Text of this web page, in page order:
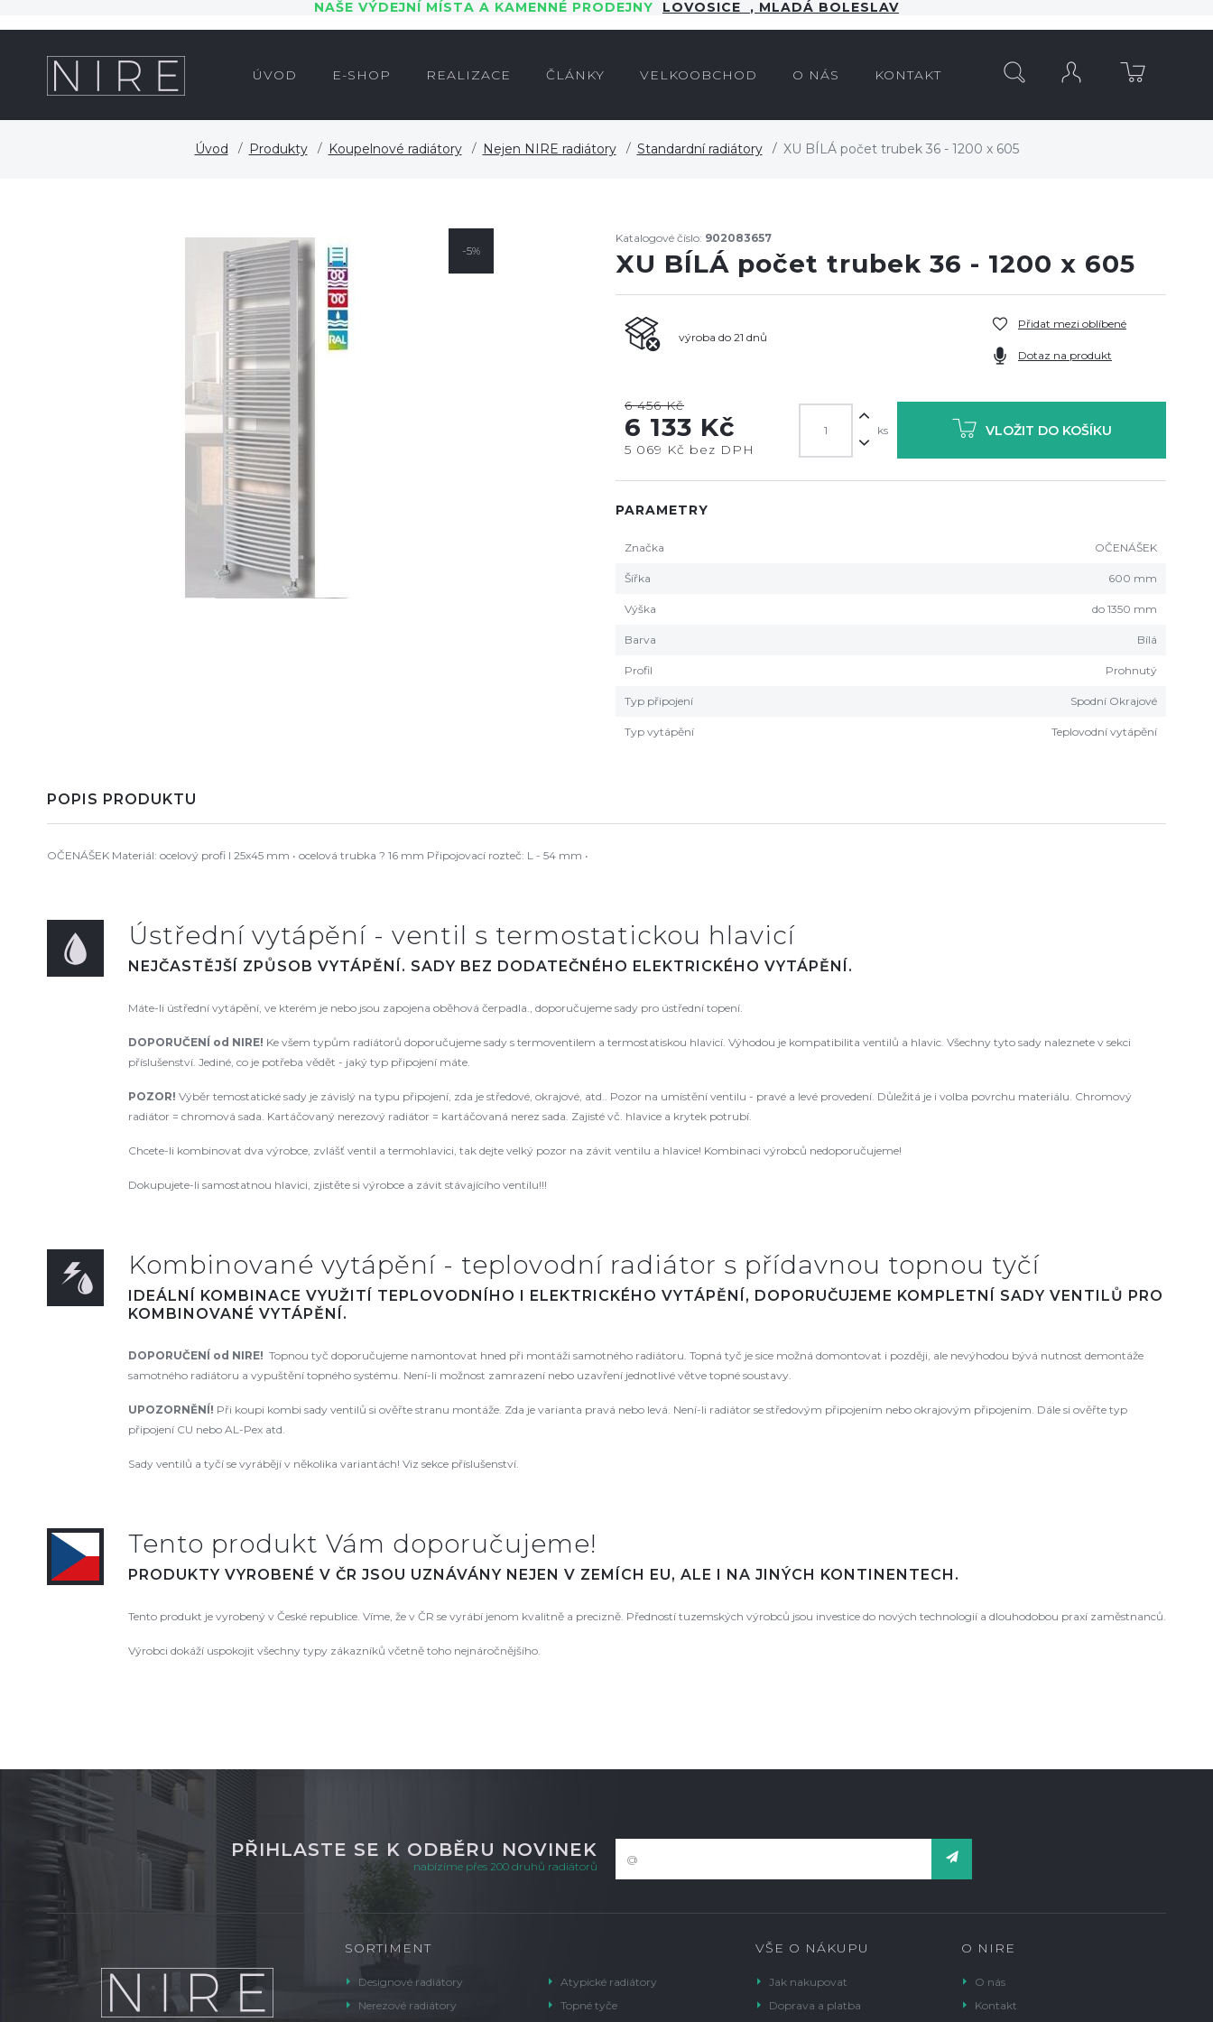
NAŠE VÝDEJNÍ MÍSTA A KAMENNÉ PRODEJNY LOVOSICE , MLADÁ BOLESLAV
ÚVOD E-SHOP REALIZACE ČLÁNKY VELKOOBCHOD O NÁS KONTAKT
Úvod Produkty Koupelnové radiátory Nejen NIRE radiátory Standardní radiátory XU BÍLÁ počet trubek 36 - 1200 x 605
-5%
Katalogové číslo: 902083657
XU BÍLÁ počet trubek 36 - 1200 x 605
výroba do 21 dnů
Přidat mezi oblíbené
Dotaz na produkt
6 456 Kč
6 133 Kč
5 069 Kč bez DPH
ks VLOŽIT DO KOŠÍKU
PARAMETRY
Značka OČENÁŠEK
Šířka 600 mm
Výška do 1350 mm
Barva Bílá
Profil Prohnutý
Typ připojení Spodní Okrajové
Typ vytápění Teplovodní vytápění
POPIS PRODUKTU
OČENÁŠEK Materiál: ocelový profi l 25x45 mm • ocelová trubka ? 16 mm Připojovací rozteč: L - 54 mm •
Ústřední vytápění - ventil s termostatickou hlavicí
NEJČASTĚJŠÍ ZPŮSOB VYTÁPĚNÍ. SADY BEZ DODATEČNÉHO ELEKTRICKÉHO VYTÁPĚNÍ.
Máte-li ústřední vytápění, ve kterém je nebo jsou zapojena oběhová čerpadla., doporučujeme sady pro ústřední topení.
DOPORUČENÍ od NIRE! Ke všem typům radiátorů doporučujeme sady s termoventilem a termostatiskou hlavicí. Výhodou je kompatibilita ventilů a hlavic. Všechny tyto sady naleznete v sekci
příslušenství. Jediné, co je potřeba vědět - jaký typ připojení máte.
POZOR! Výběr temostatické sady je závislý na typu připojení, zda je středové, okrajové, atd.. Pozor na umístění ventilu - pravé a levé provedení. Důležitá je i volba povrchu materiálu. Chromový
radiátor = chromová sada. Kartáčovaný nerezový radiátor = kartáčovaná nerez sada. Zajisté vč. hlavice a krytek potrubí.
Chcete-li kombinovat dva výrobce, zvlášť ventil a termohlavici, tak dejte velký pozor na závit ventilu a hlavice! Kombinaci výrobců nedoporučujeme!
Dokupujete-li samostatnou hlavici, zjistěte si výrobce a závit stávajícího ventilu!!!
Kombinované vytápění - teplovodní radiátor s přídavnou topnou tyčí
IDEÁLNÍ KOMBINACE VYUŽITÍ TEPLOVODNÍHO I ELEKTRICKÉHO VYTÁPĚNÍ, DOPORUČUJEME KOMPLETNÍ SADY VENTILŮ PRO
KOMBINOVANÉ VYTÁPĚNÍ.
DOPORUČENÍ od NIRE! Topnou tyč doporučujeme namontovat hned při montáži samotného radiátoru. Topná tyč je sice možná domontovat i později, ale nevýhodou bývá nutnost demontáže
samotného radiátoru a vypuštění topného systému. Není-li možnost zamrazení nebo uzavření jednotlivé větve topné soustavy.
UPOZORNĚNÍ! Při koupi kombi sady ventilů si ověřte stranu montáže. Zda je varianta pravá nebo levá. Není-li radiátor se středovým připojením nebo okrajovým připojením. Dále si ověřte typ
připojení CU nebo AL-Pex atd.
Sady ventilů a tyčí se vyrábějí v několika variantách! Viz sekce příslušenství.
Tento produkt Vám doporučujeme!
PRODUKTY VYROBENÉ V ČR JSOU UZNÁVÁNY NEJEN V ZEMÍCH EU, ALE I NA JINÝCH KONTINENTECH.
Tento produkt je vyrobený v České republice. Víme, že v ČR se vyrábí jenom kvalitně a precizně. Předností tuzemských výrobců jsou investice do nových technologií a dlouhodobou praxí zaměstnanců.
Výrobci dokáží uspokojit všechny typy zákazníků včetně toho nejnáročnějšího.
PŘIHLASTE SE K ODBĚRU NOVINEK
nabízíme přes 200 druhů radiátorů
SORTIMENT
Designové radiátory
Nerezové radiátory
Atypické radiátory
Topné tyče
VŠE O NÁKUPU
Jak nakupovat
Doprava a platba
O NIRE
O nás
Kontakt